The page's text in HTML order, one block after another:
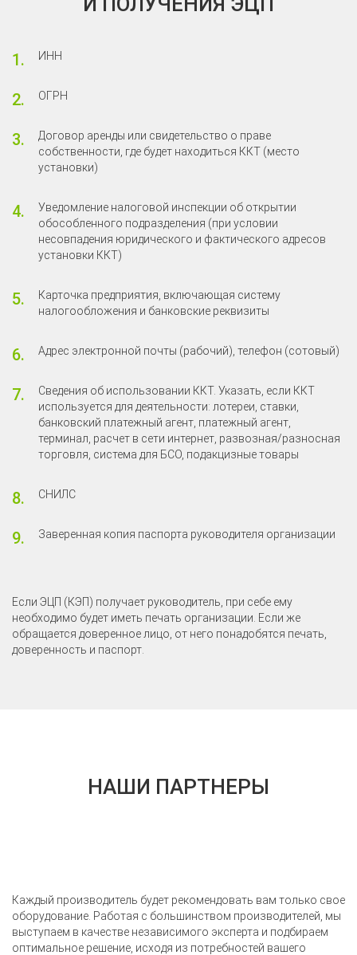
ИНН
ОГРН
Договор аренды или свидетельство о праве
собственности, где будет находиться ККТ (место
установки)
Уведомление налоговой инспекции об открытии
обособленного подразделения (при условии
несовпадения юридического и фактического адресов
установки ККТ)
Карточка предприятия, включающая систему
налогообложения и банковские реквизиты
Адрес электронной почты (рабочий), телефон (сотовый)
Сведения об использовании ККТ. Указать, если ККТ
используется для деятельности: лотереи, ставки,
банковский платежный агент, платежный агент,
терминал, расчет в сети интернет, развозная/разносная
торговля, система для БСО, подакцизные товары
CНИЛС
Заверенная копия паспорта руководителя организации
Если ЭЦП (КЭП) получает руководитель, при себе ему
необходимо будет иметь печать организации. Если же
обращается доверенное лицо, от него понадобятся печать,
доверенность и паспорт.
НАШИ ПАРТНЕРЫ
Каждый производитель будет рекомендовать вам только свое
оборудование. Работая с большинством производителей, мы
выступаем в качестве независимого эксперта и подбираем
оптимальное решение, исходя из потребностей вашего